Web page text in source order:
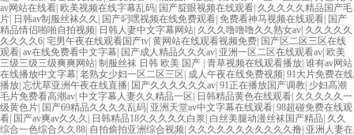
av网站在线看| 欧美视频在线字幕乱码| 国产腚眼视频在线观看| 久久久久久精品国产毛
片| 日韩av制服丝袜久久 | 国产叼嘿视频在线免费观看| 免费看神马视频在线观看| 国产
精品情侣啪啪自拍视频| 日韩人妻中文字幕网站| 久久久噜噜噜久久熟女av| 久久久久久
久久久久6| 宅男午夜在线观看国产tv| 黄网站在线观看视频免费| 国产区二区三区在线
观看| av在线免费看中文字幕| 国产成人精品久久久av| 亚洲一区二区在线观看av| 欧美
三级三级三级爽爽网站| 制服丝袜 日韩 欧美 国产 | 青草视频在线观看播放| 谁有av网站
在线播放中文字幕| 老熟女少妇一区二区三区| 成人午夜在线免费视频| 91大片免费在线
播放| 忘忧草亚洲午夜在线直播| 国产久久久久久久av| 91正在播放国产调教| 少妇高潮
毛片免费看高潮av| 中文字幕人妻久久精品一区| 日韩精品黄色在线观看| 久久久久久一
级黄色片| 国产69精品久久久久乱码| 亚洲天堂av中文字幕在线观看| 98超碰免费在线观
看| 国产av爽av久久久 | 日韩精品18久久久久久白浆| 白丝美腿动漫丝袜国产精品| 久久
综合一色综合久久88| 自拍偷拍亚洲综合视频| 久久久久久久久久久久久撸| 亚洲人妻在